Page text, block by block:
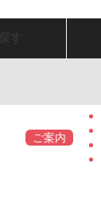
ご案内